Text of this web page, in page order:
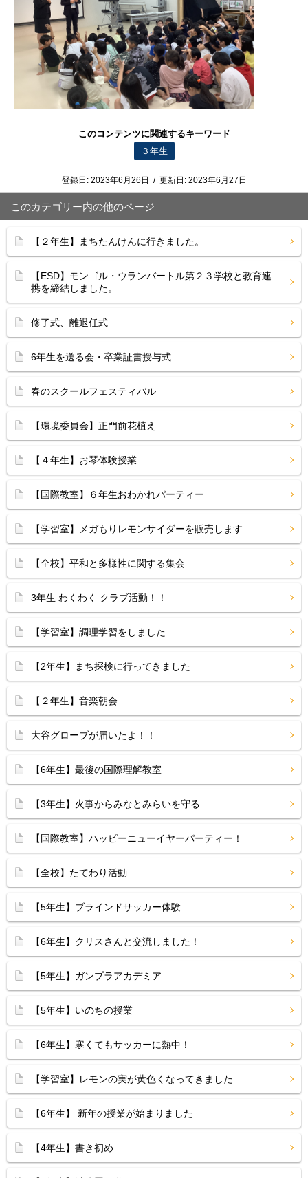
このコンテンツに関連するキーワード
３年生
登録日: 2023年6月26日 / 更新日: 2023年6月27日
このカテゴリー内の他のページ
【２年生】まちたんけんに行きました。
【ESD】モンゴル・ウランバートル第２３学校と教育連
携を締結しました。
修了式、離退任式
6年生を送る会・卒業証書授与式
春のスクールフェスティバル
【環境委員会】正門前花植え
【４年生】お琴体験授業
【国際教室】６年生おわかれパーティー
【学習室】メガもりレモンサイダーを販売します
【全校】平和と多様性に関する集会
3年生 わくわく クラブ活動！！
【学習室】調理学習をしました
【2年生】まち探検に行ってきました
【２年生】音楽朝会
大谷グローブが届いたよ！！
【6年生】最後の国際理解教室
【3年生】火事からみなとみらいを守る
【国際教室】ハッピーニューイヤーパーティー！
【全校】たてわり活動
【5年生】ブラインドサッカー体験
【6年生】クリスさんと交流しました！
【5年生】ガンプラアカデミア
【5年生】いのちの授業
【6年生】寒くてもサッカーに熱中！
【学習室】レモンの実が黄色くなってきました
【6年生】 新年の授業が始まりました
【4年生】書き初め